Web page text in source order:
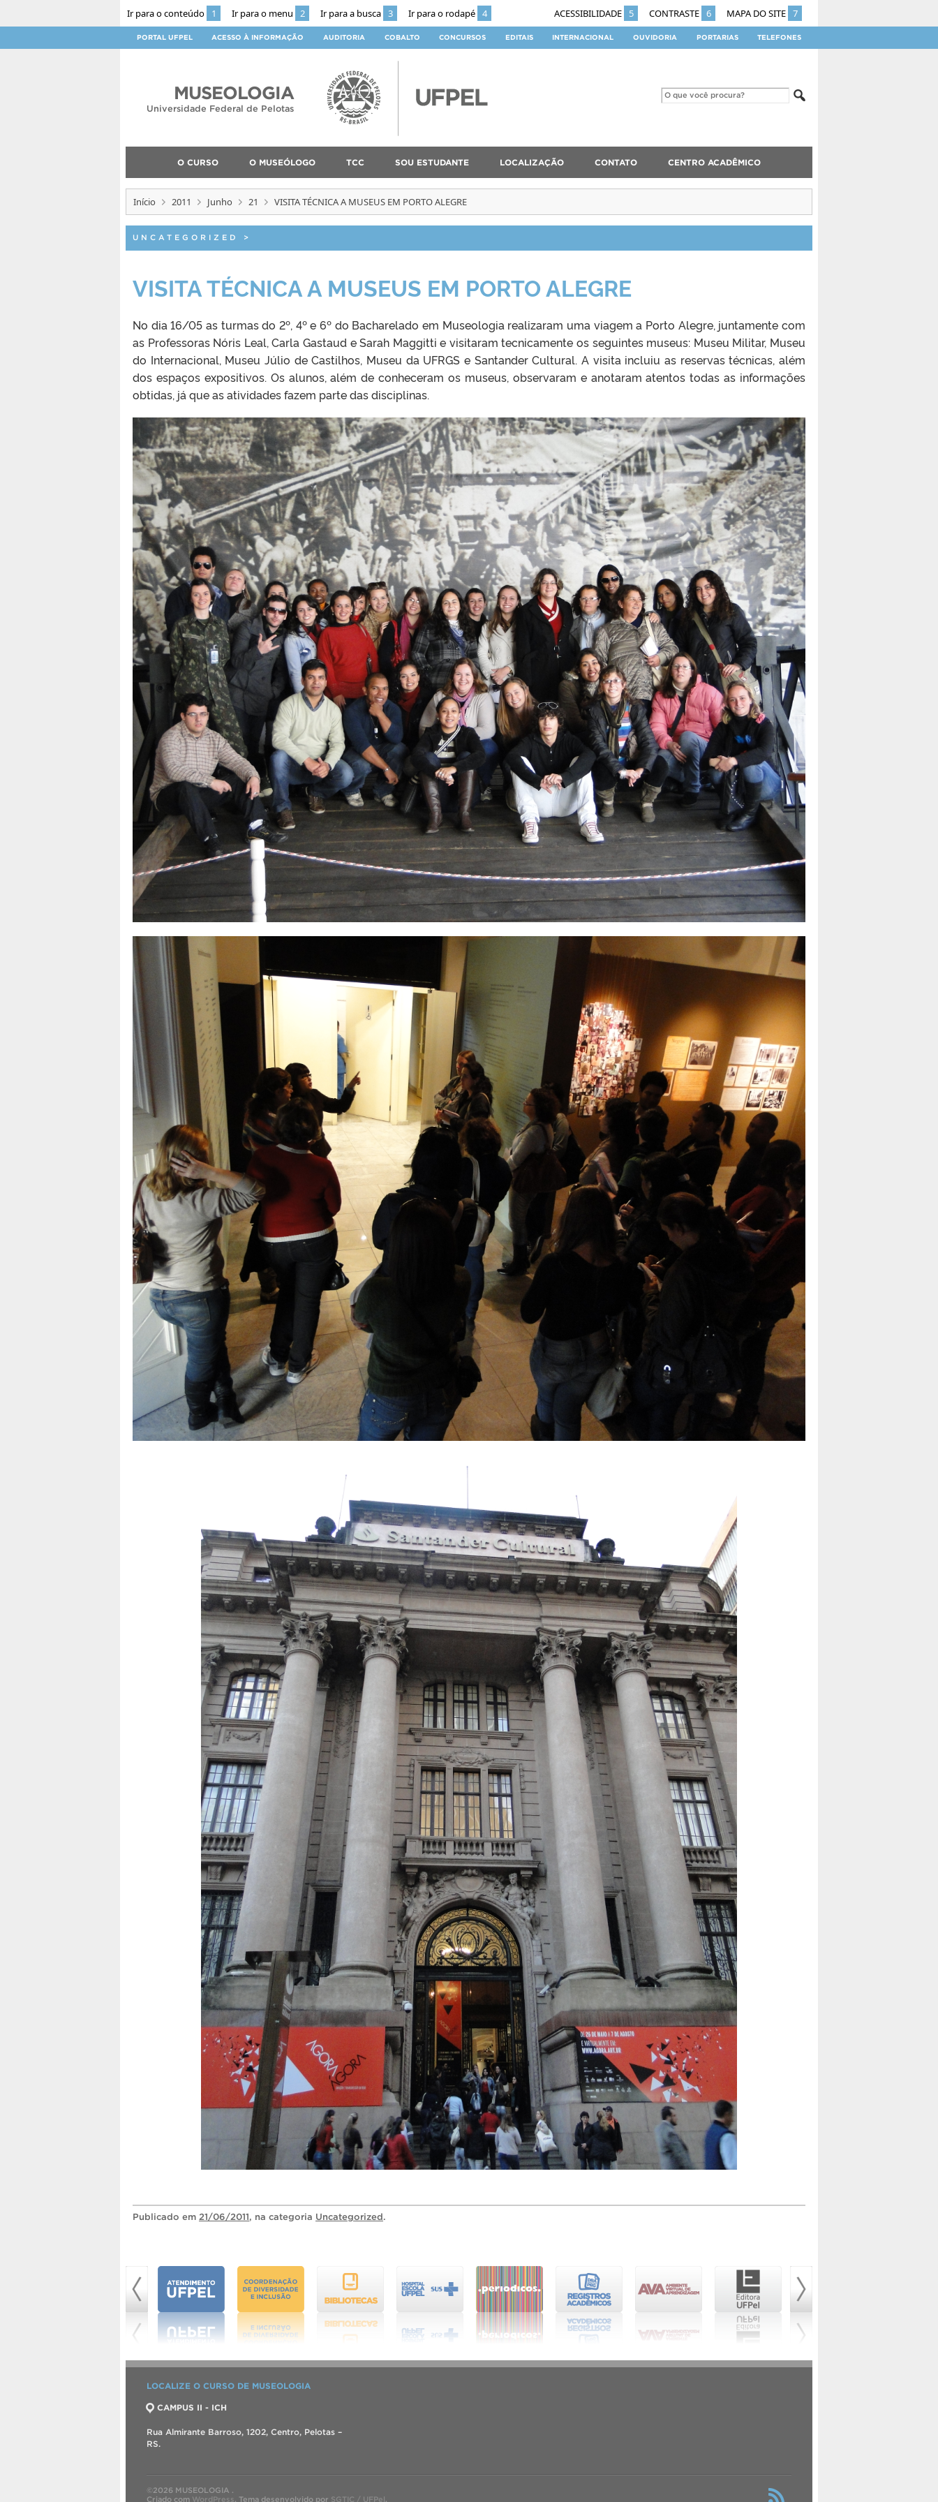
Ir para o conteúdo 1 Ir para o menu 2 Ir para a busca 3 Ir para o rodapé 4 ACESSIBILIDADE 5 CONTRASTE 6 MAPA DO SITE 7
PORTAL UFPEL ACESSO À INFORMAÇÃO AUDITORIA COBALTO CONCURSOS EDITAIS INTERNACIONAL OUVIDORIA PORTARIAS TELEFONES
MUSEOLOGIA
Universidade Federal de Pelotas
O CURSO O MUSEÓLOGO TCC SOU ESTUDANTE LOCALIZAÇÃO CONTATO CENTRO ACADÊMICO
Início 2011 Junho 21 VISITA TÉCNICA A MUSEUS EM PORTO ALEGRE
UNCATEGORIZED >
VISITA TÉCNICA A MUSEUS EM PORTO ALEGRE
No dia 16/05 as turmas do 2º, 4º e 6º do Bacharelado em Museologia realizaram uma viagem a Porto Alegre, juntamente com
as Professoras Nóris Leal, Carla Gastaud e Sarah Maggitti e visitaram tecnicamente os seguintes museus: Museu Militar, Museu
do Internacional, Museu Júlio de Castilhos, Museu da UFRGS e Santander Cultural. A visita incluiu as reservas técnicas, além
dos espaços expositivos. Os alunos, além de conheceram os museus, observaram e anotaram atentos todas as informações
obtidas, já que as atividades fazem parte das disciplinas.
Publicado em 21/06/2011, na categoria Uncategorized.
LOCALIZE O CURSO DE MUSEOLOGIA
CAMPUS II - ICH
Rua Almirante Barroso, 1202, Centro, Pelotas –
RS.
©2026 MUSEOLOGIA .
Criado com WordPress. Tema desenvolvido por SGTIC / UFPel.